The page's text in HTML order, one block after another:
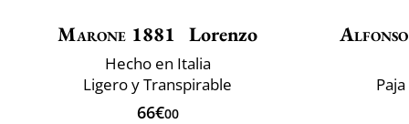
Marone 1881 Lorenzo
Hecho en Italia
Ligero y Transpirable
66€00